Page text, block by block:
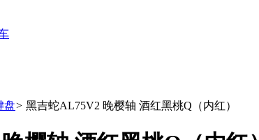
盘> 黑吉蛇AL75V2 晚樱轴 酒红黑桃Q（内红）